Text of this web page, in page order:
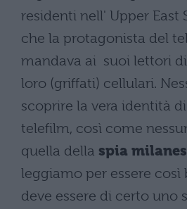
residenti nell' Upper East
che la protagonista del
mandava ai suoi lettori
loro (griffati) cellulari.
scoprire la vera identità
telefilm, così come
quella della spia
leggiamo per essere
deve essere di certo uno